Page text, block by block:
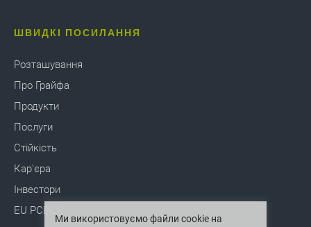
ШВИДКІ ПОСИЛАННЯ
Розташування
Про Грайфа
Продукти
Послуги
Стійкість
Кар'єра
Інвестори
EU PCBCR
Ми використовуємо файли cookie на